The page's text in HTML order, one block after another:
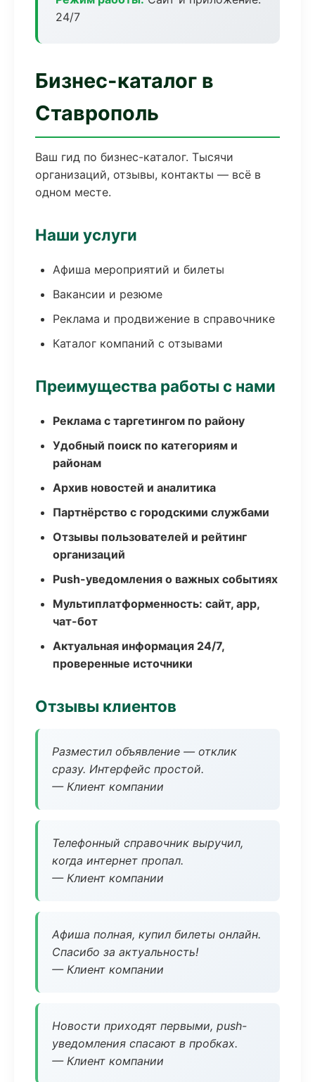
24/7
Бизнес-каталог в
Ставрополь
Ваш гид по бизнес-каталог. Тысячи
организаций, отзывы, контакты — всё в
одном месте.
Наши услуги
Афиша мероприятий и билеты
Вакансии и резюме
Реклама и продвижение в справочнике
Каталог компаний с отзывами
Преимущества работы с нами
Реклама с таргетингом по району
Удобный поиск по категориям и
районам
Архив новостей и аналитика
Партнёрство с городскими службами
Отзывы пользователей и рейтинг
организаций
Push-уведомления о важных событиях
Мультиплатформенность: сайт, app,
чат-бот
Актуальная информация 24/7,
проверенные источники
Отзывы клиентов
Разместил объявление — отклик
сразу. Интерфейс простой.
— Клиент компании
Телефонный справочник выручил,
когда интернет пропал.
— Клиент компании
Афиша полная, купил билеты онлайн.
Спасибо за актуальность!
— Клиент компании
Новости приходят первыми, push-
уведомления спасают в пробках.
— Клиент компании